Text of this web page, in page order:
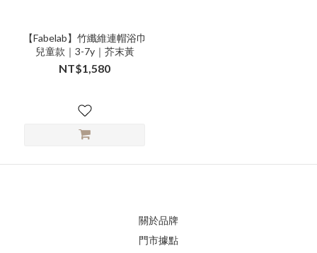
【Fabelab】竹纖維連帽浴巾
兒童款｜3-7y｜芥末黃
NT$1,580
關於品牌
門市據點